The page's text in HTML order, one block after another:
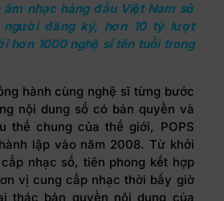
âm nhạc hàng đầu Việt Nam sở
người đăng ký, hơn 10 tỷ lượt
hơn 1000 nghệ sĩ tên tuổi trong
hành cùng nghệ sĩ từng bước
nội dung số có bản quyền và
thế chung của thế giới, POPS
lập vào năm 2008. Từ khởi
nhạc số, tiên phong kết hợp
vị cung cấp nhạc thời bấy giờ
thác bản quyền nội dung của